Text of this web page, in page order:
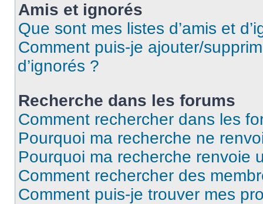
Amis et ignorés
Que sont mes listes d’amis et
Comment puis-je ajouter/
d’ignorés ?
Recherche dans les forums
Comment rechercher dans les
Pourquoi ma recherche ne
Pourquoi ma recherche renvoie
Comment rechercher des
Comment puis-je trouver mes